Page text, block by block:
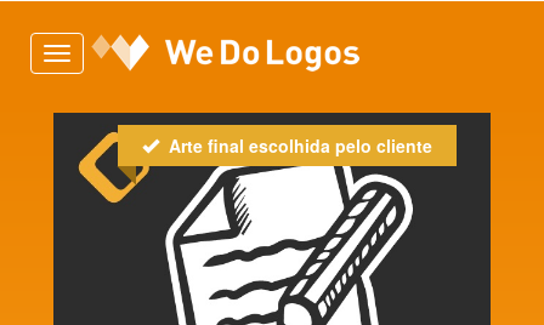
Toggle
navigation
Arte final escolhida pelo cliente